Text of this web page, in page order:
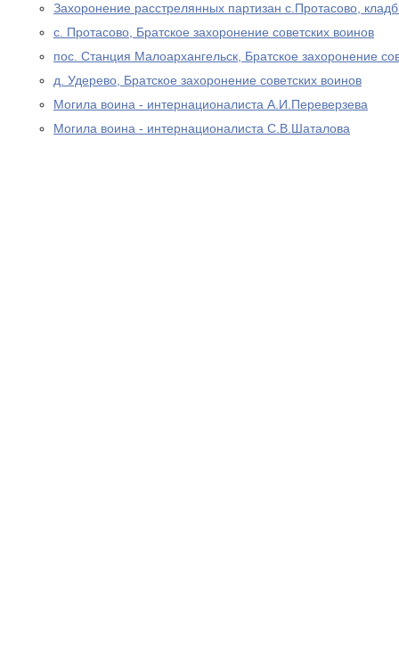
Захоронение расстрелянных партизан с.Протасово,
с. Протасово, Братское захоронение советских воинов
пос. Станция Малоархангельск, Братское захоронение
д. Удерево, Братское захоронение советских воинов
Могила воина - интернационалиста А.И.Переверзева
Могила воина - интернационалиста С.В.Шаталова